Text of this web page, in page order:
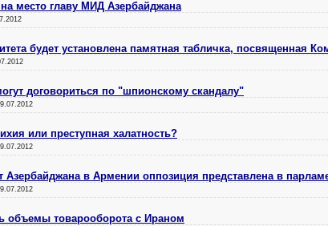
место главу МИД Азербайджана
будет установлена памятная табличка, посвященная
договориться по "шпионскому скандалу"
или преступная халатность?
Азербайджана в Армении оппозиция представлена в
объемы товарооборота с Ираном